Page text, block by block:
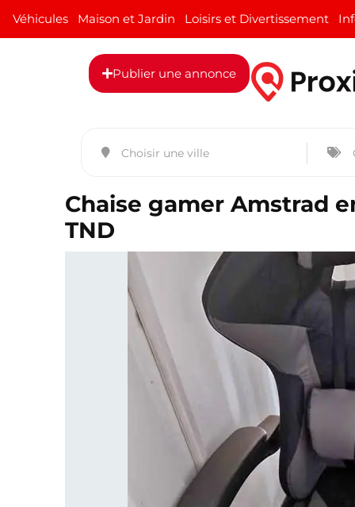
Véhicules Maison et Jardin Loisirs et Divertissement
Publier une annonce
Chaise gamer Amstrad
TND